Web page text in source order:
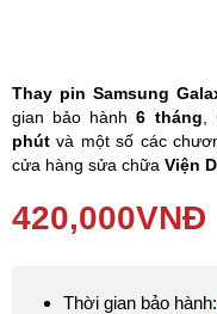
Thay pin Samsung
gian bảo hành6 tháng
phút và một số các
cửa hàng sửa chữa Viện
Thay pin Samsung
nhất khi thiết bị của
420,000VNĐ
Thời gian bảo hành: